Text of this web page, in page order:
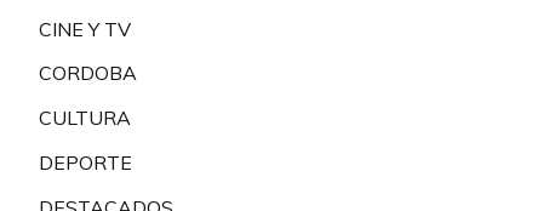
CINE Y TV
CORDOBA
CULTURA
DEPORTE